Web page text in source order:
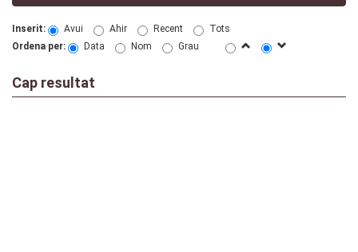
Inserit: Avui Ahir Recent
Tots
Ordena per:
Data Nom Grau
Cap resultat